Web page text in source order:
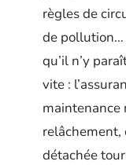
règles de
de pollution…
qu’il n’y
vite :
maintenance
relâchement,
détachée